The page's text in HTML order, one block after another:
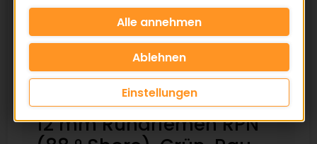
12 mm Rundriemen RPN
Einstellungen